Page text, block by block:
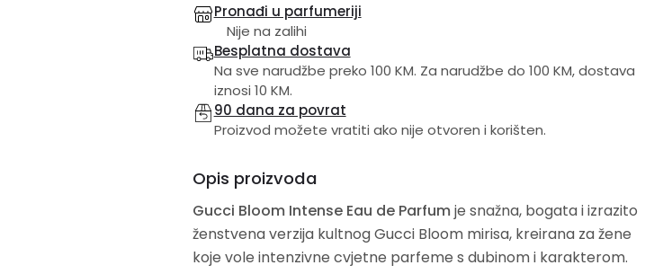
Pronađi u parfumeriji
Nije na zalihi
Besplatna dostava
Na sve narudžbe preko 100 KM. Za narudžbe do 100 KM, dostava
iznosi 10 KM.
90 dana za povrat
Proizvod možete vratiti ako nije otvoren i korišten.
Opis proizvoda
Gucci Bloom Intense Eau de Parfumje snažna, bogata i izrazito
ženstvena verzija kultnog Gucci Bloom mirisa, kreirana za žene
koje vole intenzivne cvjetne parfeme s dubinom i karakterom.